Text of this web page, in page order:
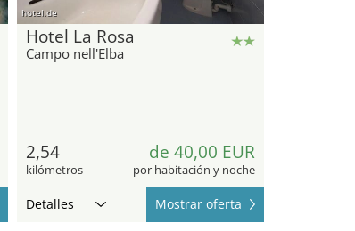
hotel.de
Hotel La Rosa
Campo nell'Elba
2,54
kilómetros
de 40,00 EUR
por habitación y noche
Detalles Mostrar oferta